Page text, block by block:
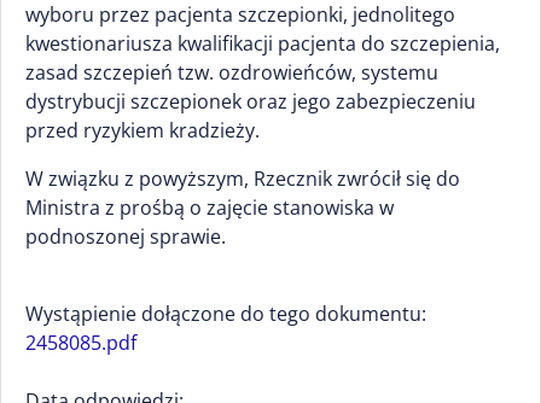
wyboru przez pacjenta szczepionki, jednolitego
kwestionariusza kwalifikacji pacjenta do szczepienia,
zasad szczepień tzw. ozdrowieńców, systemu
dystrybucji szczepionek oraz jego zabezpieczeniu
przed ryzykiem kradzieży.
W związku z powyższym, Rzecznik zwrócił się do
Ministra z prośbą o zajęcie stanowiska w
podnoszonej sprawie.
Wystąpienie dołączone do tego dokumentu:
2458085.pdf